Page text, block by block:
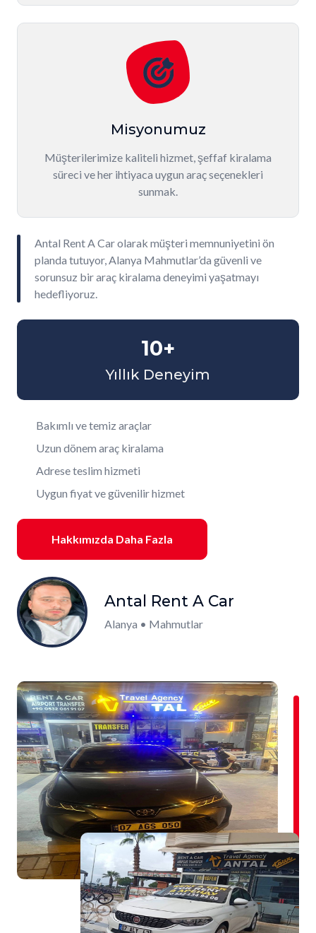
Misyonumuz
Müşterilerimize kaliteli hizmet, şeffaf kiralama
süreci ve her ihtiyaca uygun araç seçenekleri
sunmak.
Antal Rent A Car olarak müşteri memnuniyetini ön
planda tutuyor, Alanya Mahmutlar’da güvenli ve
sorunsuz bir araç kiralama deneyimi yaşatmayı
hedefliyoruz.
10+
Yıllık Deneyim
Bakımlı ve temiz araçlar
Uzun dönem araç kiralama
Adrese teslim hizmeti
Uygun fiyat ve güvenilir hizmet
Hakkımızda Daha Fazla
Antal Rent A Car
Alanya • Mahmutlar